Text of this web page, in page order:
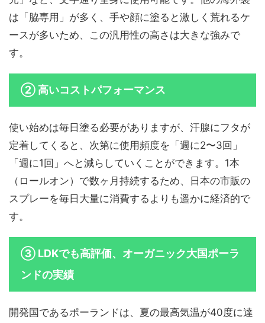
は「脇専用」が多く、手や顔に塗ると激しく荒れるケ
ースが多いため、この汎用性の高さは大きな強みで
す。
② 高いコストパフォーマンス
使い始めは毎日塗る必要がありますが、汗腺にフタが
定着してくると、次第に使用頻度を「週に2〜3回」
「週に1回」へと減らしていくことができます。1本
（ロールオン）で数ヶ月持続するため、日本の市販の
スプレーを毎日大量に消費するよりも遥かに経済的で
す。
③ LDKでも高評価、オーガニック大国ポーラ
ンドの実績
開発国であるポーランドは、夏の最高気温が40度に達